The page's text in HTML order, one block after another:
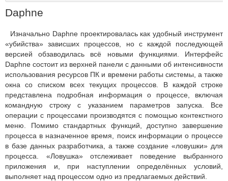
Daphne
Изначально Daphne проектировалась как удобный инструмент
«убийства» зависших процессов, но с каждой последующей
версией обзаводилась всё новыми функциями. Интерфейс
Daphne состоит из верхней панели с данными об интенсивности
использования ресурсов ПК и времени работы системы, а также
окна со списком всех текущих процессов. В каждой строке
представлена подробная информация о процессе, включая
командную строку с указанием параметров запуска. Все
операции с процессами производятся с помощью контекстного
меню. Помимо стандартных функций, доступно завершение
процесса в назначенное время, поиск информации о процессе
в базе данных разработчика, а также создание «ловушки» для
процесса. «Ловушка» отслеживает поведение выбранного
приложения и, при наступлении определённых условий,
выполняет над процессом одно из предлагаемых действий.